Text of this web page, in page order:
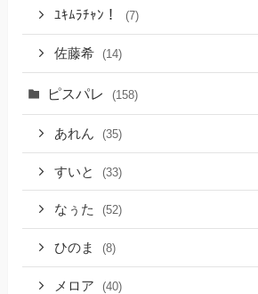
ﾕｷﾑﾗﾁｬﾝ！ (7)
佐藤希 (14)
ピスパレ (158)
あれん (35)
すいと (33)
なぅた (52)
ひのま (8)
メロア (40)